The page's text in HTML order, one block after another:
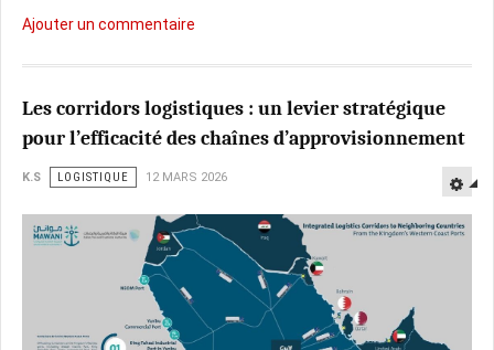
Ajouter un commentaire
Les corridors logistiques : un levier stratégique
pour l’efficacité des chaînes d’approvisionnement
K.S LOGISTIQUE 12 MARS 2026